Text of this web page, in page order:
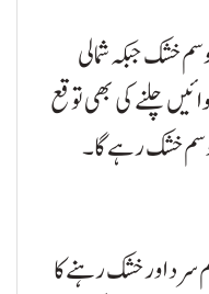
خشک جبکہ شمالی
چلنے کی بھی توقع
خشک رہے گا۔
سرد اور خشک رہنے کا